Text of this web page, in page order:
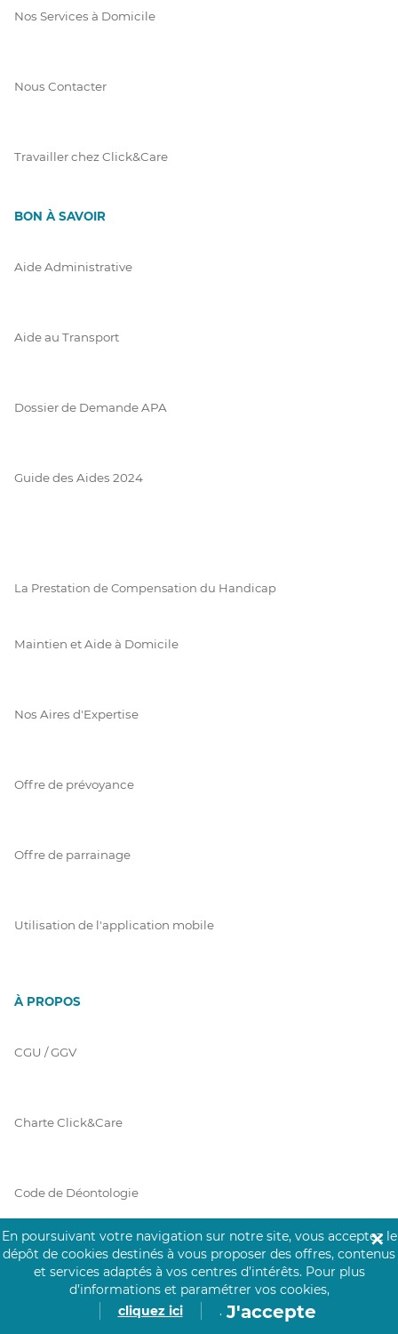
Nos Services à Domicile
Nous Contacter
Travailler chez Click&Care
BON À SAVOIR
Aide Administrative
Aide au Transport
Dossier de Demande APA
Guide des Aides 2024
La Prestation de Compensation du Handicap
Maintien et Aide à Domicile
Nos Aires d'Expertise
Offre de prévoyance
Offre de parrainage
Utilisation de l'application mobile
À PROPOS
CGU / GGV
Charte Click&Care
Code de Déontologie
Mentions Légales
En poursuivant votre navigation sur notre site, vous acceptez le
dépôt de cookies destinés à vous proposer des offres, contenus
et services adaptés à vos centres d’intérêts. Pour plus
d’informations et paramétrer vos cookies,
cliquez ici
. J'accepte
✕